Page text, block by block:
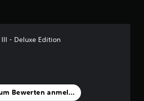
III - Deluxe Edition
Bewerten anmelden